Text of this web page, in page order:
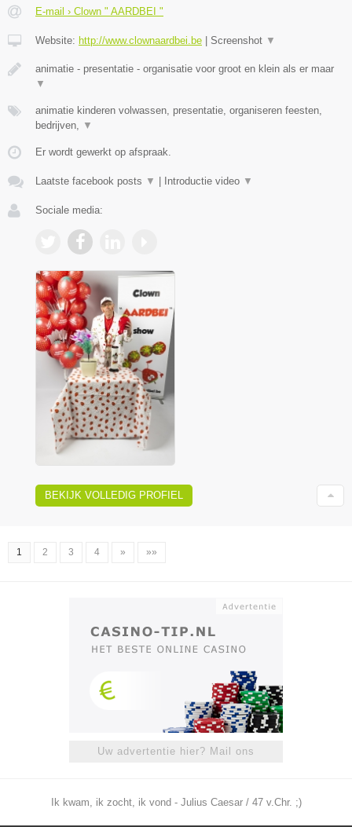
E-mail › Clown " AARDBEI "
Website: http://www.clownaardbei.be Screenshot ▼
animatie - presentatie - organisatie voor groot en klein als er maar
▼
animatie kinderen volwassen, presentatie, organiseren feesten,
bedrijven, ▼
Er wordt gewerkt op afspraak.
Laatste facebook posts ▼ Introductie video ▼
Sociale media:
BEKIJK VOLLEDIG PROFIEL
1 2 3 4 » »»
Uw advertentie hier? Mail ons
Ik kwam, ik zocht, ik vond - Julius Caesar / 47 v.Chr. ;)